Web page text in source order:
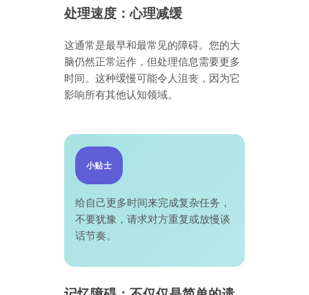
处理速度：心理减缓
这通常是最早和最常见的障碍。您的大
脑仍然正常运作，但处理信息需要更多
时间。这种缓慢可能令人沮丧，因为它
影响所有其他认知领域。
小贴士
给自己更多时间来完成复杂任务，
不要犹豫，请求对方重复或放慢谈
话节奏。